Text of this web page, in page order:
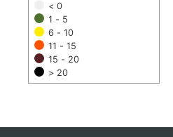
< 0
1 - 5
6 - 10
11 - 15
15 - 20
> 20